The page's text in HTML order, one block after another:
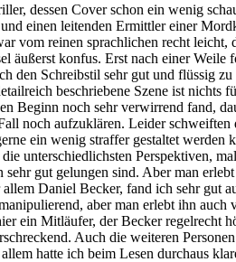
dessen Cover schon ein wenig
einen leitenden Ermittler einer
vom reinen sprachlichen recht leicht,
äußerst konfus. Erst nach einer
den Schreibstil sehr gut und flüssig
beschriebene Szene ist nichts
Beginn noch sehr verwirrend fand,
noch aufzuklären. Leider
ein wenig straffer gestaltet
unterschiedlichsten Perspektiven,
sehr gut gelungen sind. Aber man
Daniel Becker, fand ich sehr gut
aber man erlebt ihn
ein Mitläufer, der Becker regelrecht
Auch die weiteren
hatte ich beim Lesen durchaus